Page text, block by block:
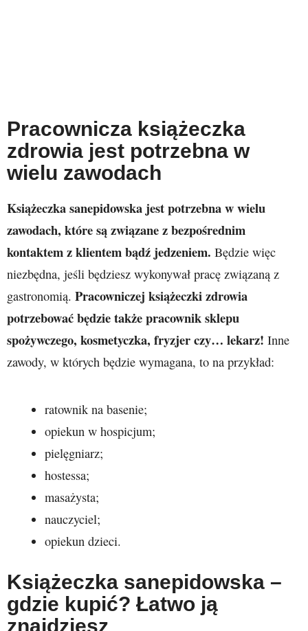
Pracownicza książeczka
zdrowia jest potrzebna w
wielu zawodach
Książeczka sanepidowska jest potrzebna w wielu
zawodach, które są związane z bezpośrednim
kontaktem z klientem bądź jedzeniem. Będzie więc
niezbędna, jeśli będziesz wykonywał pracę związaną z
gastronomią. Pracowniczej książeczki zdrowia
potrzebować będzie także pracownik sklepu
spożywczego, kosmetyczka, fryzjer czy… lekarz! Inne
zawody, w których będzie wymagana, to na przykład:
ratownik na basenie;
opiekun w hospicjum;
pielęgniarz;
hostessa;
masażysta;
nauczyciel;
opiekun dzieci.
Książeczka sanepidowska –
gdzie kupić? Łatwo ją
znajdziesz